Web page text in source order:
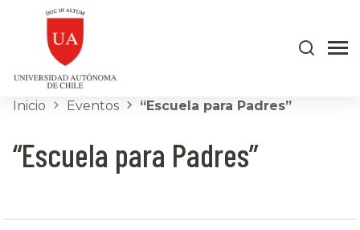
Inicio Eventos “Escuela para Padres”
“Escuela para Padres”